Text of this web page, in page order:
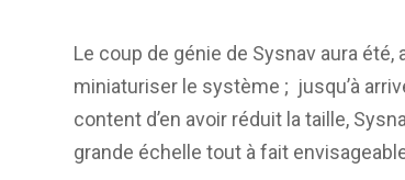
Le coup de génie de Sysnav aura
miniaturiser le système ; jusqu’à
content d’en avoir réduit la taille,
grande échelle tout à fait